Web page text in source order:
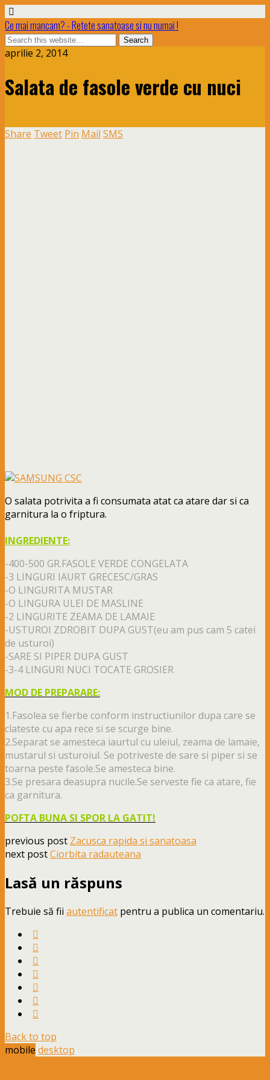
Ce mai mancam? - Retete sanatoase si nu numai !
aprilie 2, 2014
Salata de fasole verde cu nuci
Share Tweet Pin Mail SMS
O salata potrivita a fi consumata atat ca atare dar si ca
garnitura la o friptura.
INGREDIENTE:
-400-500 GR.FASOLE VERDE CONGELATA
-3 LINGURI IAURT GRECESC/GRAS
-O LINGURITA MUSTAR
-O LINGURA ULEI DE MASLINE
-2 LINGURITE ZEAMA DE LAMAIE
-USTUROI ZDROBIT DUPA GUST(eu am pus cam 5 catei
de usturoi)
-SARE SI PIPER DUPA GUST
-3-4 LINGURI NUCI TOCATE GROSIER
MOD DE PREPARARE:
1.Fasolea se fierbe conform instructiunilor dupa care se
clateste cu apa rece si se scurge bine.
2.Separat se amesteca iaurtul cu uleiul, zeama de lamaie,
mustarul si usturoiul. Se potriveste de sare si piper si se
toarna peste fasole.Se amesteca bine.
3.Se presara deasupra nucile.Se serveste fie ca atare, fie
ca garnitura.
POFTA BUNA SI SPOR LA GATIT!
previous post Zacusca rapida si sanatoasa
next postCiorbita radauteana
Lasă un răspuns
Trebuie să fii autentificat pentru a publica un comentariu.
Back to top
mobile desktop